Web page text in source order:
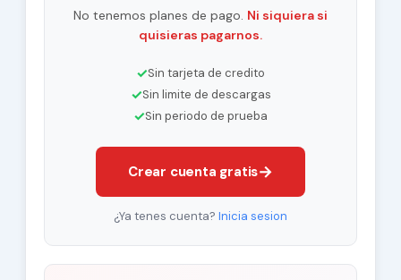
No tenemos planes de pago. Ni siquiera si
quisieras pagarnos.
✓Sin tarjeta de credito
✓Sin limite de descargas
✓Sin periodo de prueba
Crear cuenta gratis→
¿Ya tenes cuenta? Inicia sesion